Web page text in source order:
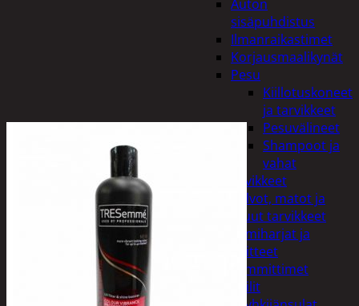
Auton
sisäpuhdistus
Ilmanraikastimet
Korjausmaalikynät
Pesu
Kiillotuskoneet
ja tarvikkeet
Pesuvälineet
Shampoot ja
vahat
Autotarvikkeet
Kalvot, matot ja
muut tarvikkeet
Lumiharjat ja
peitteet
Lämmittimet
Peilit